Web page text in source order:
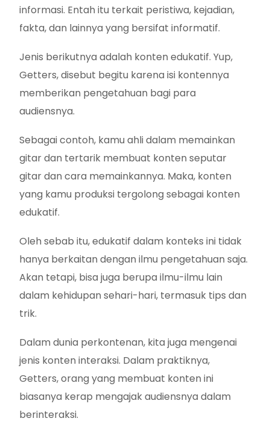
informasi. Entah itu terkait peristiwa, kejadian,
fakta, dan lainnya yang bersifat informatif.
Jenis berikutnya adalah konten edukatif. Yup,
Getters, disebut begitu karena isi kontennya
memberikan pengetahuan bagi para
audiensnya.
Sebagai contoh, kamu ahli dalam memainkan
gitar dan tertarik membuat konten seputar
gitar dan cara memainkannya. Maka, konten
yang kamu produksi tergolong sebagai konten
edukatif.
Oleh sebab itu, edukatif dalam konteks ini tidak
hanya berkaitan dengan ilmu pengetahuan saja.
Akan tetapi, bisa juga berupa ilmu-ilmu lain
dalam kehidupan sehari-hari, termasuk tips dan
trik.
Dalam dunia perkontenan, kita juga mengenai
jenis konten interaksi. Dalam praktiknya,
Getters, orang yang membuat konten ini
biasanya kerap mengajak audiensnya dalam
berinteraksi.